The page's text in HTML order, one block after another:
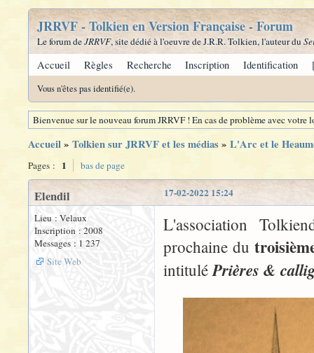
JRRVF - Tolkien en Version Française - Forum
Le forum deJRRVF, site dédié à l'oeuvre de J.R.R. Tolkien, l'auteur du
Accueil Règles Recherche Inscription Identification
Vous n'êtes pas identifié(e).
Bienvenue sur le nouveau forum JRRVF ! En cas de problème avec
Accueil» Tolkien sur JRRVF et les médias» L'Arc et le
Pages : 1 bas de page
17-02-2022 15:24
Elendil
Lieu : Velaux
Inscription : 2008
Messages : 1 237
Site Web
L'association
prochaine du
intituléPrières &